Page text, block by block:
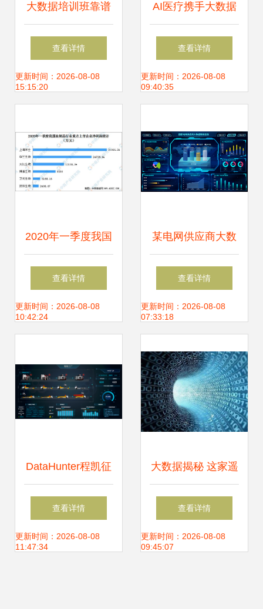
大数据培训班靠谱
吗 真相与选择指南
查看详情
更新时间：2026-08-08
15:15:20
AI医疗携手大数据
全国八大产业链龙
头全景无死角梳
够了
查看详情
更新时间：2026-08-08
09:40:35
2020年一季度我国
七大血制品上市公
司经营业绩汇总一
查看详情
更新时间：2026-08-08
10:42:24
某电网供应商大数
据可视化精准画像
的应用实践
查看详情
更新时间：2026-08-08
07:33:18
DataHunter程凯征
企业“数据意识”逐
步觉醒，一切业务
查看详情
更新时间：2026-08-08
11:47:34
大数据揭秘 这家遥
遥领先的“奥迪体
系”，智能化工艺细
查看详情
更新时间：2026-08-08
09:45:07